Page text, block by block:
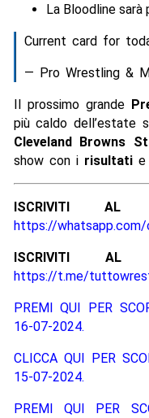
La Bloodline
Current card for
— Pro Wrestling &
Il prossimo grande
più caldo dell’estate
Cleveland Browns
show con i risultatie
ISCRIVITI AL
https://whatsapp.com/
ISCRIVITI AL
https://t.me/
PREMI QUI PER
16-07-2024.
CLICCA QUI PER
15-07-2024.
PREMI QUI PER